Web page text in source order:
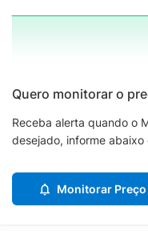
Quero monitorar o
Receba alerta quando o
desejado, informe
Monitorar Preço